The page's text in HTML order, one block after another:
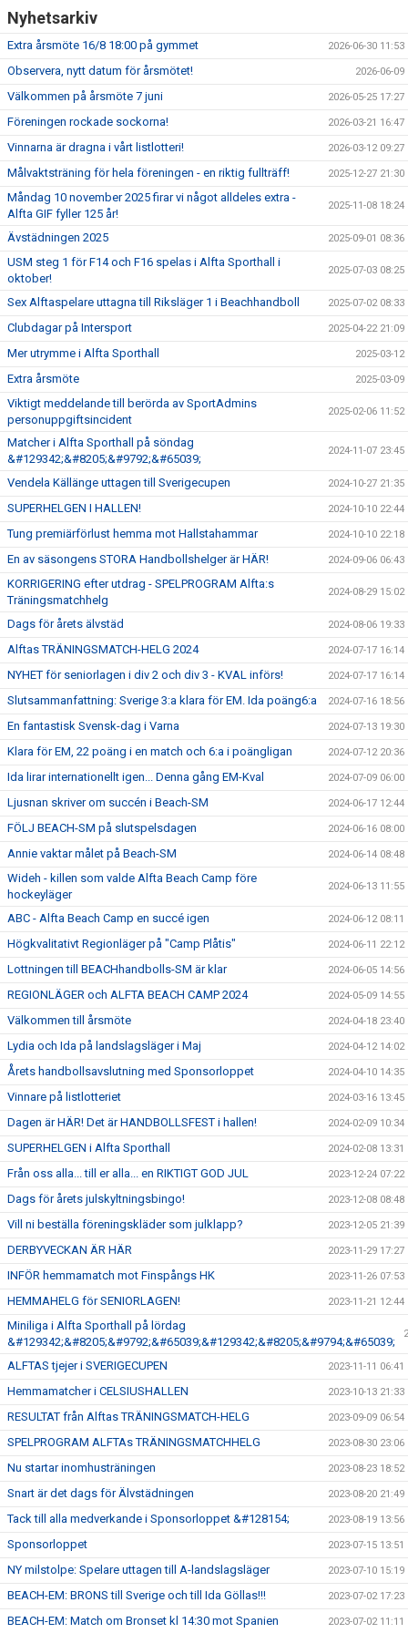
Nyhetsarkiv
Extra årsmöte 16/8 18:00 på gymmet 2026-06-30 11:53
Observera, nytt datum för årsmötet! 2026-06-09
Välkommen på årsmöte 7 juni 2026-05-25 17:27
Föreningen rockade sockorna! 2026-03-21 16:47
Vinnarna är dragna i vårt listlotteri! 2026-03-12 09:27
Målvaktsträning för hela föreningen - en riktig fullträff! 2025-12-27 21:30
Måndag 10 november 2025 firar vi något alldeles extra -
Alfta GIF fyller 125 år!
2025-11-08 18:24
Ävstädningen 2025 2025-09-01 08:36
USM steg 1 för F14 och F16 spelas i Alfta Sporthall i
oktober!
2025-07-03 08:25
Sex Alftaspelare uttagna till Riksläger 1 i Beachhandboll 2025-07-02 08:33
Clubdagar på Intersport 2025-04-22 21:09
Mer utrymme i Alfta Sporthall 2025-03-12
Extra årsmöte 2025-03-09
Viktigt meddelande till berörda av SportAdmins
personuppgiftsincident
2025-02-06 11:52
Matcher i Alfta Sporthall på söndag
&#129342;&#8205;&#9792;&#65039;
2024-11-07 23:45
Vendela Källänge uttagen till Sverigecupen 2024-10-27 21:35
SUPERHELGEN I HALLEN! 2024-10-10 22:44
Tung premiärförlust hemma mot Hallstahammar 2024-10-10 22:18
En av säsongens STORA Handbollshelger är HÄR! 2024-09-06 06:43
KORRIGERING efter utdrag - SPELPROGRAM Alfta:s
Träningsmatchhelg
2024-08-29 15:02
Dags för årets älvstäd 2024-08-06 19:33
Alftas TRÄNINGSMATCH-HELG 2024 2024-07-17 16:14
NYHET för seniorlagen i div 2 och div 3 - KVAL införs! 2024-07-17 16:14
Slutsammanfattning: Sverige 3:a klara för EM. Ida poäng6:a 2024-07-16 18:56
En fantastisk Svensk-dag i Varna 2024-07-13 19:30
Klara för EM, 22 poäng i en match och 6:a i poängligan 2024-07-12 20:36
Ida lirar internationellt igen... Denna gång EM-Kval 2024-07-09 06:00
Ljusnan skriver om succén i Beach-SM 2024-06-17 12:44
FÖLJ BEACH-SM på slutspelsdagen 2024-06-16 08:00
Annie vaktar målet på Beach-SM 2024-06-14 08:48
Wideh - killen som valde Alfta Beach Camp före
hockeyläger
2024-06-13 11:55
ABC - Alfta Beach Camp en succé igen 2024-06-12 08:11
Högkvalitativt Regionläger på "Camp Plåtis" 2024-06-11 22:12
Lottningen till BEACHhandbolls-SM är klar 2024-06-05 14:56
REGIONLÄGER och ALFTA BEACH CAMP 2024 2024-05-09 14:55
Välkommen till årsmöte 2024-04-18 23:40
Lydia och Ida på landslagsläger i Maj 2024-04-12 14:02
Årets handbollsavslutning med Sponsorloppet 2024-04-10 14:35
Vinnare på listlotteriet 2024-03-16 13:45
Dagen är HÄR! Det är HANDBOLLSFEST i hallen! 2024-02-09 10:34
SUPERHELGEN i Alfta Sporthall 2024-02-08 13:31
Från oss alla... till er alla... en RIKTIGT GOD JUL 2023-12-24 07:22
Dags för årets julskyltningsbingo! 2023-12-08 08:48
Vill ni beställa föreningskläder som julklapp? 2023-12-05 21:39
DERBYVECKAN ÄR HÄR 2023-11-29 17:27
INFÖR hemmamatch mot Finspångs HK 2023-11-26 07:53
HEMMAHELG för SENIORLAGEN! 2023-11-21 12:44
Miniliga i Alfta Sporthall på lördag
&#129342;&#8205;&#9792;&#65039;&#129342;&#8205;&#9794;&#65039;
ALFTAS tjejer i SVERIGECUPEN 2023-11-11 06:41
Hemmamatcher i CELSIUSHALLEN 2023-10-13 21:33
RESULTAT från Alftas TRÄNINGSMATCH-HELG 2023-09-09 06:54
SPELPROGRAM ALFTAs TRÄNINGSMATCHHELG 2023-08-30 23:06
Nu startar inomhusträningen 2023-08-23 18:52
Snart är det dags för Älvstädningen 2023-08-20 21:49
Tack till alla medverkande i Sponsorloppet &#128154; 2023-08-19 13:56
Sponsorloppet 2023-07-15 13:51
NY milstolpe: Spelare uttagen till A-landslagsläger 2023-07-10 15:19
BEACH-EM: BRONS till Sverige och till Ida Göllas!!! 2023-07-02 17:23
BEACH-EM: Match om Bronset kl 14:30 mot Spanien 2023-07-02 11:11